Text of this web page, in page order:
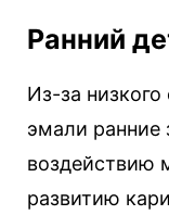
Ранний
Из-за
эмали ранние
воздействию
развитию